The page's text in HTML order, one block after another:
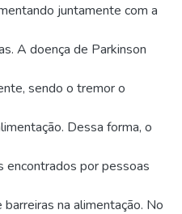
juntamente com a
A doença de Parkinson
sendo o tremor o
Dessa forma, o
por pessoas
na alimentação. No